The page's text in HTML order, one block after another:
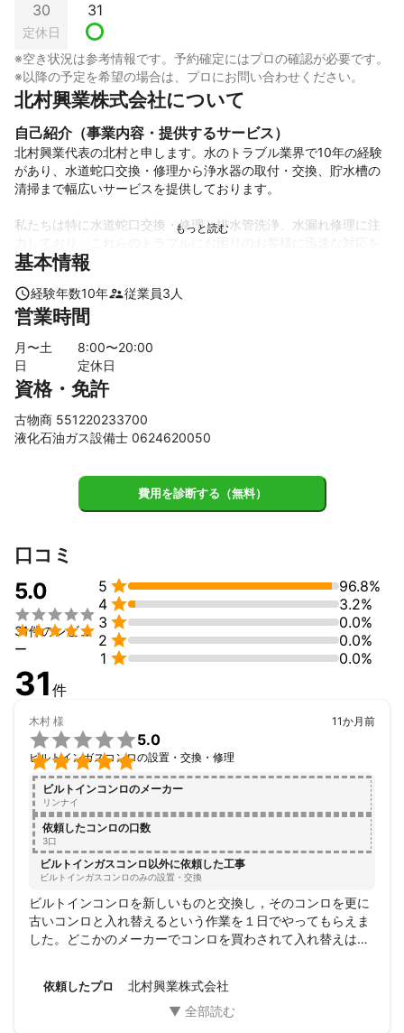
30
定休日
31
※空き状況は参考情報です。予約確定にはプロの確認が必要です。
※以降の予定を希望の場合は、プロにお問い合わせください。
北村興業株式会社について
自己紹介（事業内容・提供するサービス）
北村興業代表の北村と申します。水のトラブル業界で10年の経験
があり、水道蛇口交換・修理から浄水器の取付・交換、貯水槽の
清掃まで幅広いサービスを提供しております。
私たちは特に水道蛇口交換・修理と排水管洗浄、水漏れ修理に注
心がけています。その他、水道のつまり修理からシャワーヘッ
清掃、給水管の保温・保護まで、お客様のさまざまなニーズに応
えられるようなサービスを展開しています。
これまでの実績としては、水道、ガス工事をメインにリフォー
ム、厨房機器設置販売を行っております。従業員は3名で、確かな
技術力と経験を持っております。
お客様から頂く信頼が何よりの誇りであり、その信頼を胸にこの
業界で生き抜くため、我々は常に最高のサービス、迅速な対応を
足していただけるよう全力を尽くしてまいります。
水道、ガス工事をメインにリフォーム、厨房機器設置販売を行っ
アピールポイント
迅速な対応を心がけております。
基本情報
経験年数10年 従業員3 人
営業時間
月〜土 8:00〜20:00
日
定休日
資格・免許
古物商 551220233700
液化石油ガス設備士 0624620050
費用を診断する（無料）
口コミ
5.0


31件のレビュ
ー
5 
96.8%
4 
3.2%
3 
0.0%
2 
0.0%
1  0.0%
31 件
木村 様


5.0
ビルトインガスコンロの設置・交換・修理
11か月前
ビルトインコンロのメーカー
リンナイ
依頼したコンロの口数
3口
ビルトインガスコンロ以外に依頼した工事
ビルトインガスコンロのみの設置・交換
ビルトインコンロを新しいものと交換し，そのコンロを更に
古いコンロと入れ替えるという作業を１日でやってもらえま
した。どこかのメーカーでコンロを買わされて入れ替えはOK
依頼したプロ 北村興業株式会社